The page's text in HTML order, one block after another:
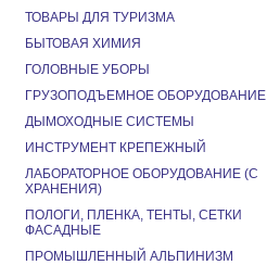
ТОВАРЫ ДЛЯ ТУРИЗМА
БЫТОВАЯ ХИМИЯ
ГОЛОВНЫЕ УБОРЫ
ГРУЗОПОДЪЕМНОЕ ОБОРУДОВАНИЕ
ДЫМОХОДНЫЕ СИСТЕМЫ
ИНСТРУМЕНТ КРЕПЕЖНЫЙ
ЛАБОРАТОРНОЕ ОБОРУДОВАНИЕ (С
ХРАНЕНИЯ)
ПОЛОГИ, ПЛЕНКА, ТЕНТЫ, СЕТКИ
ФАСАДНЫЕ
ПРОМЫШЛЕННЫЙ АЛЬПИНИЗМ